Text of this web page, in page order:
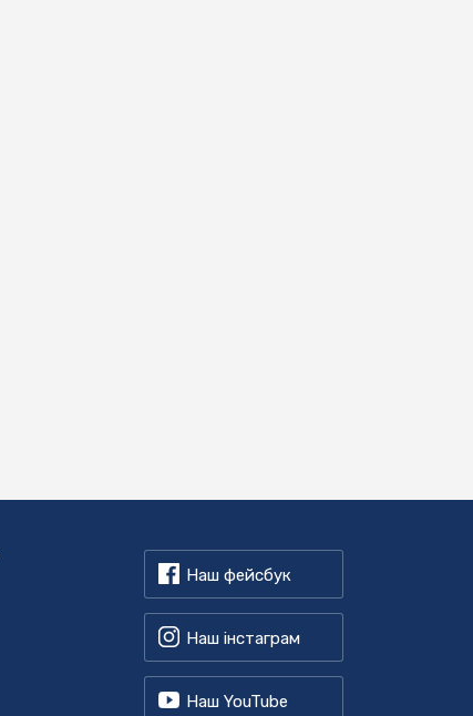
Наш фейсбук
Наш інстаграм
Наш YouTube